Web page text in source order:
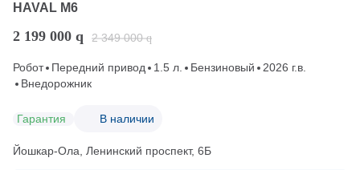
HAVAL M6
2 199 000 q 2 349 000 q
Робот Передний привод 1.5 л. Бензиновый
2026 г.в.
Внедорожник
Гарантия В наличии
Йошкар-Ола, Ленинский проспект, 6Б